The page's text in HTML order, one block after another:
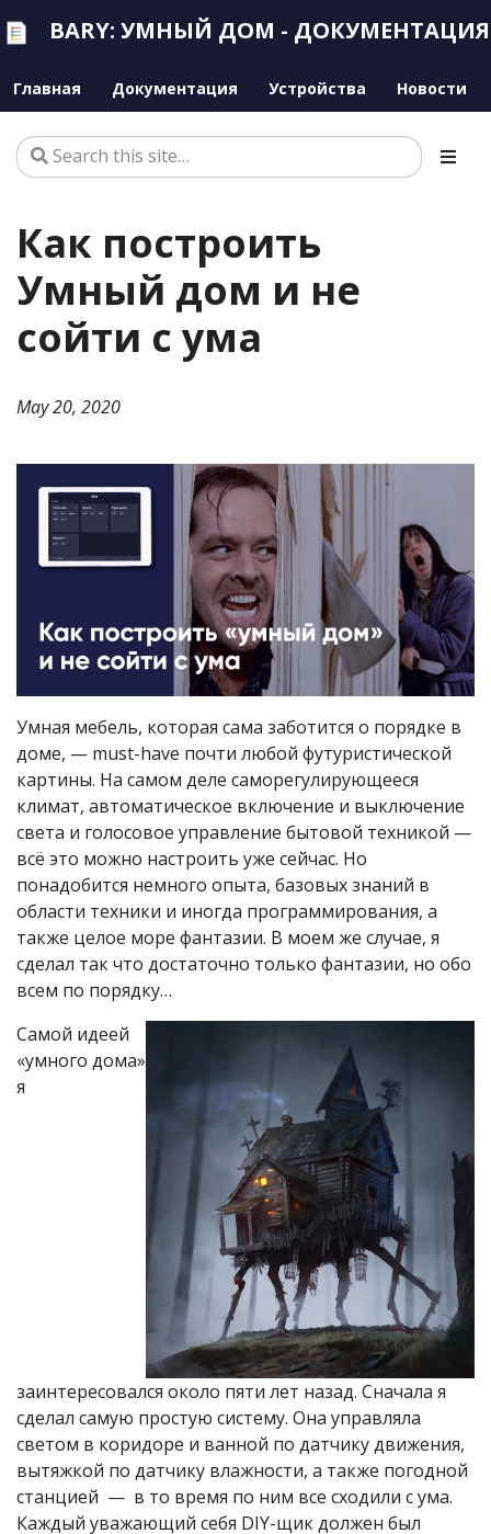
BARY: УМНЫЙ ДОМ - ДОКУМЕНТАЦИЯ
Главная Документация Устройства Новости
Как построить
Умный дом и не
сойти с ума
May 20, 2020
Умная мебель, которая сама заботится о порядке в
доме, — must-have почти любой футуристической
картины. На самом деле саморегулирующееся
климат, автоматическое включение и выключение
света и голосовое управление бытовой техникой —
всё это можно настроить уже сейчас. Но
понадобится немного опыта, базовых знаний в
области техники и иногда программирования, а
также целое море фантазии. В моем же случае, я
сделал так что достаточно только фантазии, но обо
всем по порядку…
Самой идеей
«умного дома»
я
заинтересовался около пяти лет назад. Сначала я
сделал самую простую систему. Она управляла
светом в коридоре и ванной по датчику движения,
вытяжкой по датчику влажности, а также погодной
станцией — в то время по ним все сходили с ума.
Каждый уважающий себя DIY-щик должен был